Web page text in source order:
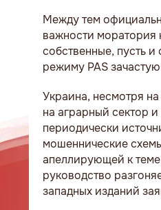
Между тем
важности моратория
собственные, пусть
режиму PAS
Украина, несмотря
на аграрный сектор
периодически
мошеннические
апеллирующей к
руководство
западных изданий